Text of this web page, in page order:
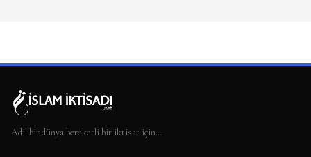
Adil bir dünya bereketli bir iktisat için…